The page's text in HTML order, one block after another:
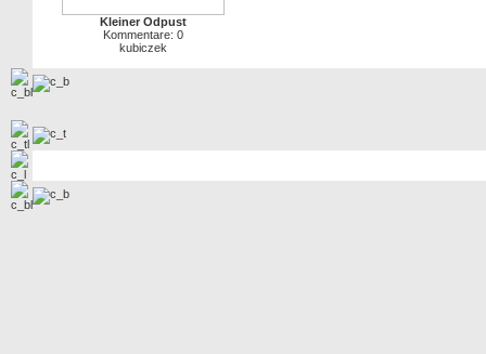
Kleiner Odpust
Kommentare: 0
kubiczek